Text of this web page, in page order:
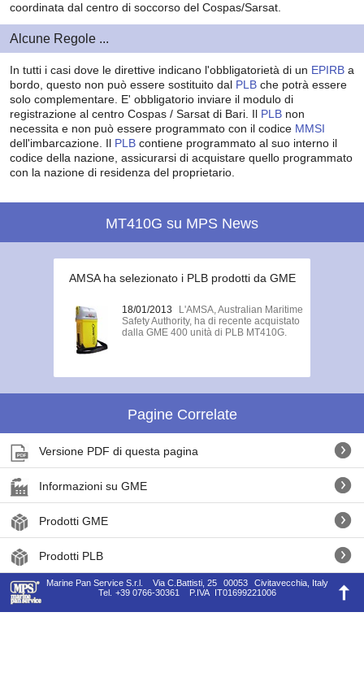
coordinata dal centro di soccorso del Cospas/Sarsat.
Alcune Regole ...
In tutti i casi dove le direttive indicano l'obbligatorietà di un EPIRB a
bordo, questo non può essere sostituito dal PLB che potrà essere
solo complementare. E' obbligatorio inviare il modulo di
registrazione al centro Cospas / Sarsat di Bari. Il PLB non
necessita e non può essere programmato con il codice MMSI
dell'imbarcazione. Il PLB contiene programmato al suo interno il
codice della nazione, assicurarsi di acquistare quello programmato
con la nazione di residenza del proprietario.
MT410G su MPS News
AMSA ha selezionato i PLB prodotti da GME
18/01/2013
L'AMSA, Australian Maritime
Safety Authority, ha di recente acquistato
dalla GME 400 unità di PLB MT410G.
Pagine Correlate
Versione PDF di questa pagina
Informazioni su GME
Prodotti GME
Prodotti PLB
Marine Pan Service S.r.l. Via C.Battisti, 25 00053
Civitavecchia, Italy
Tel.
+39 0766-30361 P.IVA IT01699221006